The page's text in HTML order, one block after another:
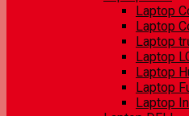
Laptop
Laptop
Laptop
Laptop
Laptop
Laptop
Laptop